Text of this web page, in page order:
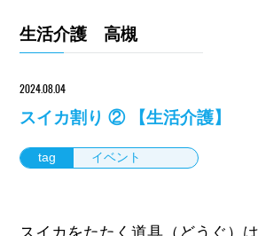
生活介護 高槻
2024.08.04
スイカ割り ② 【生活介護】
tag イベント
スイカをたたく道具（どうぐ）